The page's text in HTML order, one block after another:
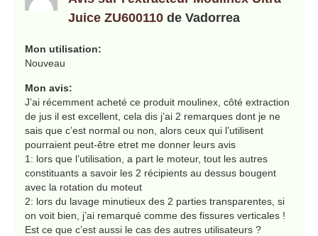
Juice ZU600110 de Vadorrea
Mon utilisation:
Nouveau
Mon avis:
J’ai récemment acheté ce produit moulinex, côté extraction
de jus il est excellent, cela dis j’ai 2 remarques dont je ne
sais que c’est normal ou non, alors ceux qui l’utilisent
pourraient peut-être etret me donner leurs avis
1: lors que l’utilisation, a part le moteur, tout les autres
constituants a savoir les 2 récipients au dessus bougent
avec la rotation du moteut
2: lors du lavage minutieux des 2 parties transparentes, si
on voit bien, j’ai remarqué comme des fissures verticales !
Est ce que c’est aussi le cas des autres utilisateurs ?